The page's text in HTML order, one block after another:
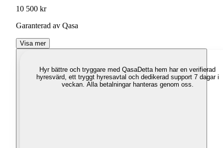
10 500 kr
Garanterad av Qasa
Visa mer
Hyr bättre och tryggare med QasaDetta hem har en verifierad
hyresvärd, ett tryggt hyresavtal och dedikerad support 7 dagar i
veckan. Alla betalningar hanteras genom oss.